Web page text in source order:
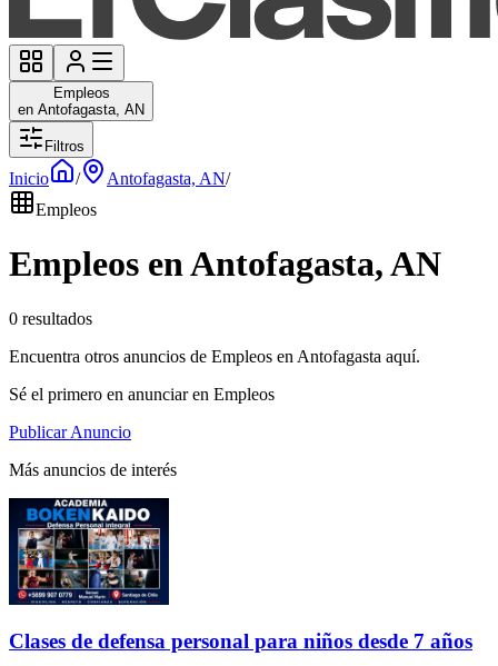
Empleos
en Antofagasta, AN
Filtros
Inicio / Antofagasta, AN/
Empleos
Empleos en Antofagasta, AN
0 resultados
Encuentra otros anuncios de Empleos en Antofagasta aquí.
Sé el primero en anunciar en Empleos
Publicar Anuncio
Más anuncios de interés
Clases de defensa personal para niños desde 7 años